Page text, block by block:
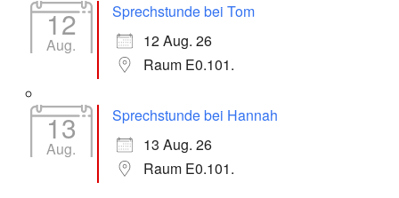
12
Aug.
Sprechstunde bei Tom
12 Aug. 26
Raum E0.101.
13
Aug.
Sprechstunde bei Hannah
13 Aug. 26
Raum E0.101.